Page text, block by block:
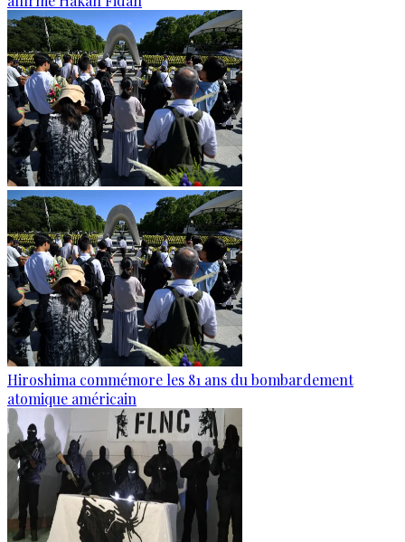
Hiroshima commémore les 81 ans du bombardement
atomique américain